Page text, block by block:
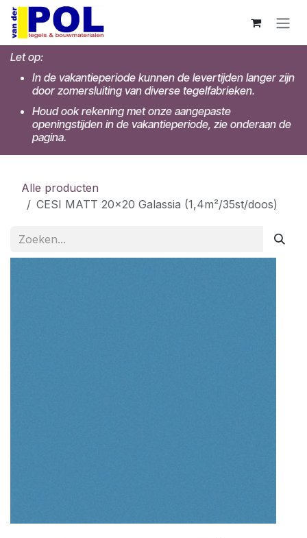
Overslaan naar inhoud
Let op:
In de vakantieperiode kunnen de levertijden langer zijn
door zomersluiting van diverse tegelfabrieken.
Houd ook rekening met onze aangepaste
openingstijden in de vakantieperiode, zie onderaan de
pagina.
Alle producten
CESI MATT 20x20 Galassia (1,4m²/35st/doos)